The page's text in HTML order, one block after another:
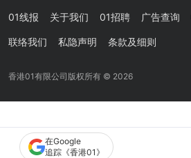
在Google
追踪《香港01》
01线报 关于我们 01招聘 广告查询
联络我们 私隐声明 条款及细则
香港01有限公司版权所有 © 2026